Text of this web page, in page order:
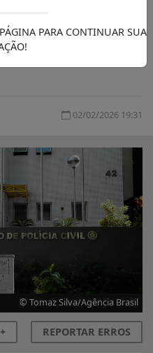
durante
desta segunda,
02/02/2026 19:31
© Tomaz Silva/Agência Brasil
REPORTAR ERROS
PARA CONTINUAR SUA